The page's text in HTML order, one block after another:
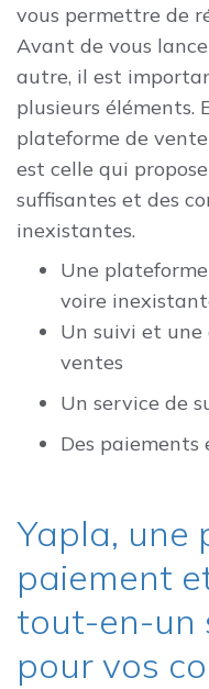
vous permettre de
Avant de vous
autre, il est
plusieurs éléments.
plateforme de
est celle qui
suffisantes et des
inexistantes.
Une
voire
Un suivi et une
ventes
Un service de
Des paiements
Yapla, une
paiement
tout-en-un
pour vos